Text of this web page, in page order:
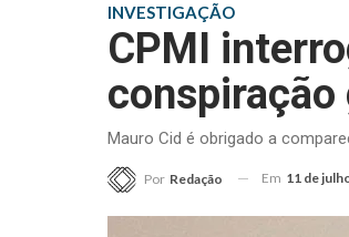
INVESTIGAÇÃO
CPMI
Mauro Cid é obrigado a
Por Redação Em 11 de